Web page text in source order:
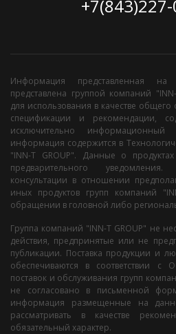
Информация представленная на
представлена группой компаний
для использования в качестве
спецификации и рекомендации,
исключительно
информация содержится в
"INN-T GROUP". Данные о
предварительного
консультации в отношении
иных продуктов групп компаний
обращении в головной либо
Группа компаний "INN-T GROUP" не
действия, предпринятые или не
публикации. Поставка продукции и
обеспечиваются в соответствии
поставок и обслуживания групп
не согласовано в письменной
информация размещенные на
рассматривать в качестве
обязательный характер.